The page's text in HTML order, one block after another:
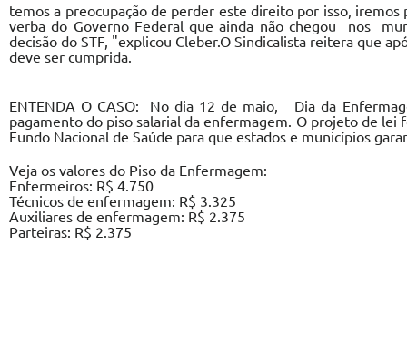
temos a preocupação de perder este direito por isso,
verba do Governo Federal que ainda não chegou nos
decisão do STF, "explicou Cleber.O Sindicalista reitera que
deve ser cumprida.
ENTENDA O CASO: No dia 12 de maio, Dia da
pagamento do piso salarial da enfermagem. O projeto de
Fundo Nacional de Saúde para que estados e municípios
Veja os valores do Piso da Enfermagem:
Enfermeiros: R$ 4.750
Técnicos de enfermagem: R$ 3.325
Auxiliares de enfermagem: R$ 2.375
Parteiras: R$ 2.375